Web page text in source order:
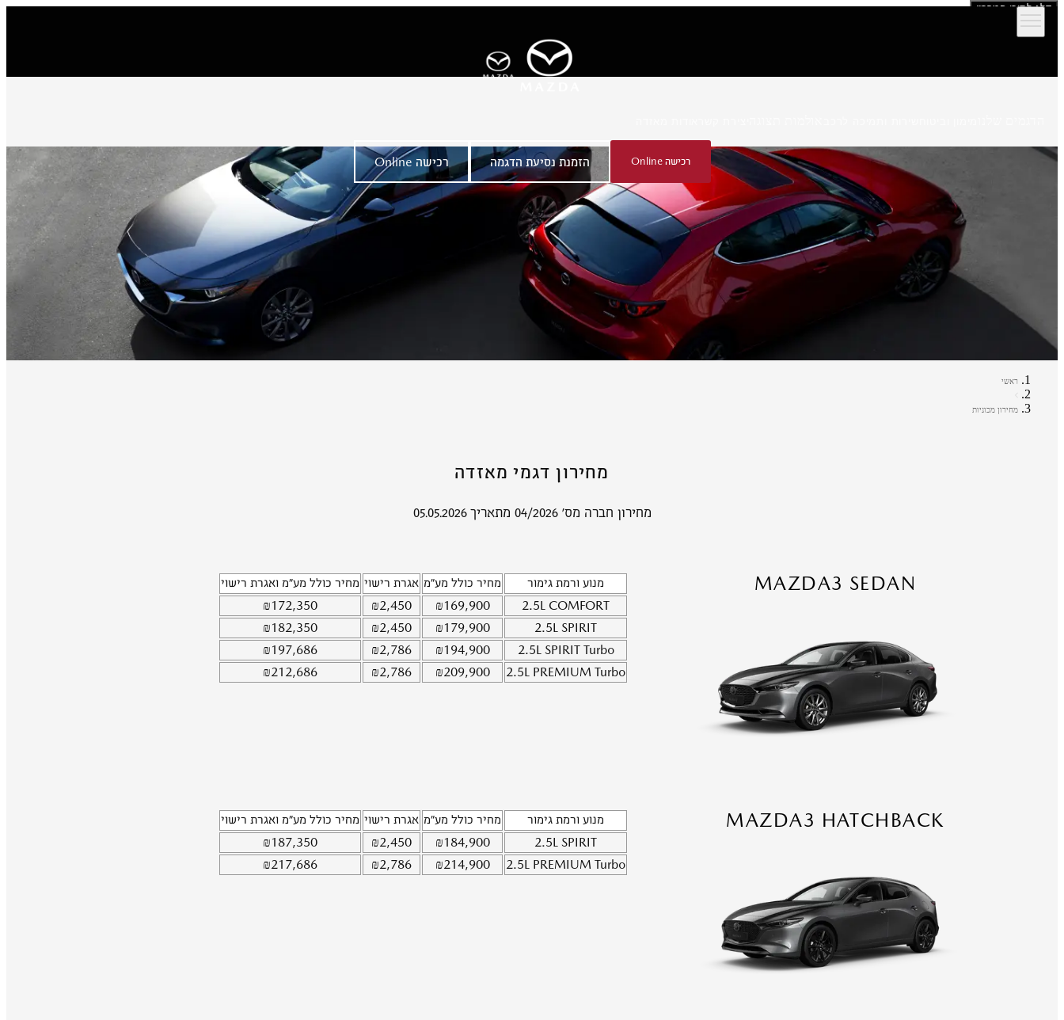
דלג לתוכן המרכזי
רכישה Online הזמנת נסיעת הדגמה רכישה Online
ראשי
מחירון מכוניות
מחירון דגמי מאזדה
מחירון חברה מס' 04/2026 מתאריך 05.05.2026
MAZDA3 SEDAN מנוע ורמת גימור מחיר כולל מע"מ אגרת רישוי מחיר כולל מע"מ ואגרת רישוי
2.5L COMFORT
₪169,900
₪2,450
₪172,350
2.5L SPIRIT
₪179,900
₪2,450
₪182,350
2.5L SPIRIT Turbo
₪194,900
₪2,786
₪197,686
2.5L PREMIUM Turbo
₪209,900
₪2,786
₪212,686
MAZDA3 HATCHBACK מנוע ורמת גימור מחיר כולל מע"מ אגרת רישוי מחיר כולל מע"מ ואגרת רישוי
2.5L SPIRIT
₪184,900
₪2,450
₪187,350
2.5L PREMIUM Turbo
₪214,900
₪2,786
₪217,686